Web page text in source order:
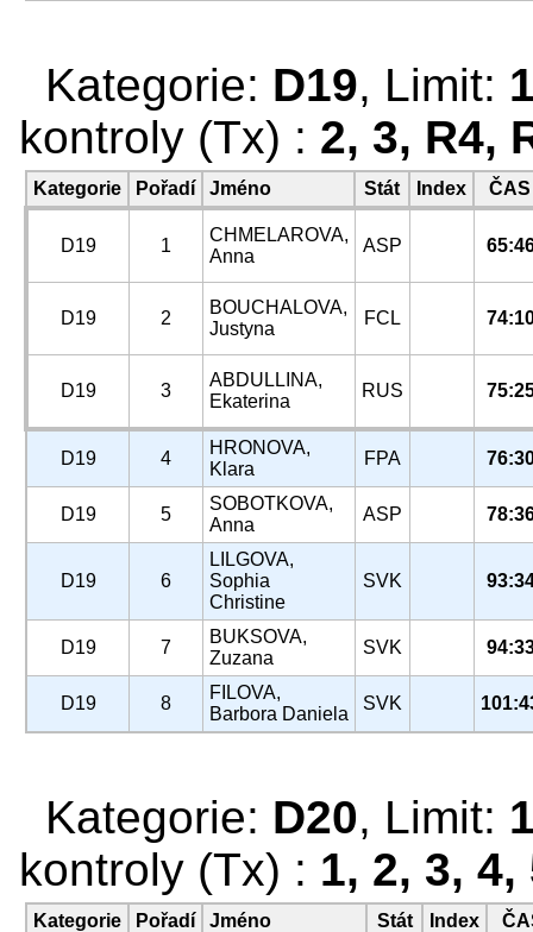
Kategorie: D19, Limit:
kontroly (Tx) : 2, 3, R4,
Kategorie Pořadí Jméno Stát Index ČAS
D19 1
CHMELAROVA,
Anna
ASP
D19 2
BOUCHALOVA,
Justyna
FCL
D19 3
ABDULLINA,
Ekaterina
RUS
D19 4
HRONOVA,
Klara
FPA
D19 5
SOBOTKOVA,
Anna
ASP
D19 6
LILGOVA,
Sophia
Christine
SVK
D19 7
BUKSOVA,
Zuzana
SVK
D19 8
FILOVA,
Barbora Daniela
SVK
Kategorie: D20, Limit:
kontroly (Tx) : 1, 2, 3, 4,
Kategorie Pořadí Jméno Stát Index